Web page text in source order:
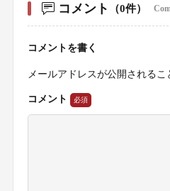
コメント （0件）
コメントを書く
メールアドレスが公開されるこ
コメント